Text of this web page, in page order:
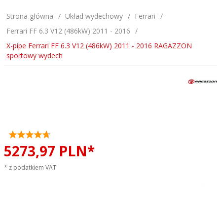
Strona główna Układ wydechowy
Ferrari
Ferrari FF 6.3 V12 (486kW) 2011 - 2016
X-pipe Ferrari FF 6.3 V12 (486kW) 2011 - 2016 RAGAZZON
sportowy wydech
5273,97 PLN*
* z podatkiem VAT